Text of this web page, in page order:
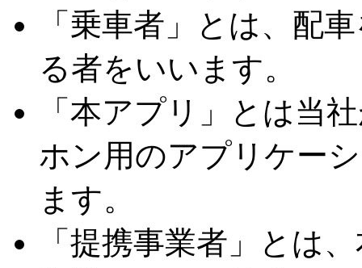
「乗車者」とは、配
る者をいいます。
「本アプリ」とは当
ホン用のアプリケー
ます。
「提携事業者」とは